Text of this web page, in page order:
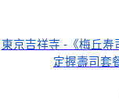
東京吉祥寺 -《梅丘
定握壽司套